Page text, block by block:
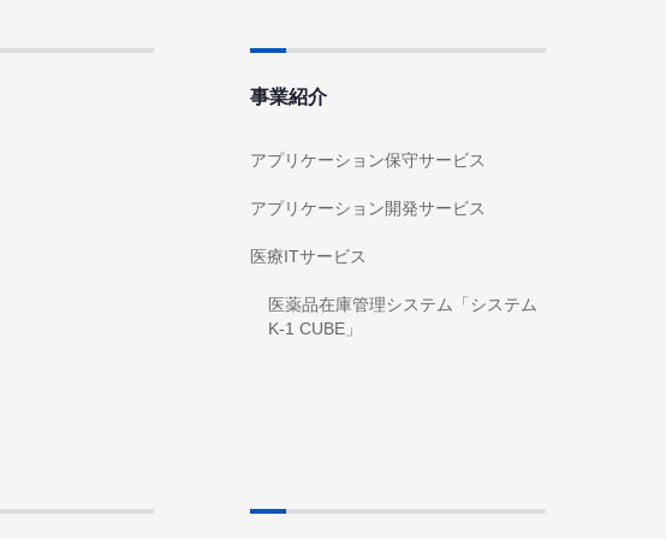
事業紹介
アプリケーション保守サービス
アプリケーション開発サービス
医療ITサービス
医薬品在庫管理システム「システム
K-1 CUBE」